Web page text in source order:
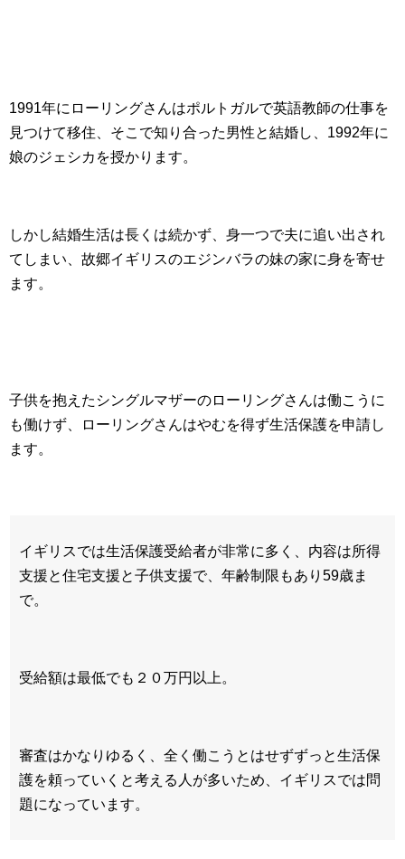
1991年にローリングさんはポルトガルで英語教師の仕事を
見つけて移住、そこで知り合った男性と結婚し、1992年に
娘のジェシカを授かります。
しかし結婚生活は長くは続かず、身一つで夫に追い出され
てしまい、故郷イギリスのエジンバラの妹の家に身を寄せ
ます。
子供を抱えたシングルマザーのローリングさんは働こうに
も働けず、ローリングさんはやむを得ず生活保護を申請し
ます。
イギリスでは生活保護受給者が非常に多く、内容は所得
支援と住宅支援と子供支援で、年齢制限もあり59歳ま
で。
受給額は最低でも２０万円以上。
審査はかなりゆるく、全く働こうとはせずずっと生活保
護を頼っていくと考える人が多いため、イギリスでは問
題になっています。